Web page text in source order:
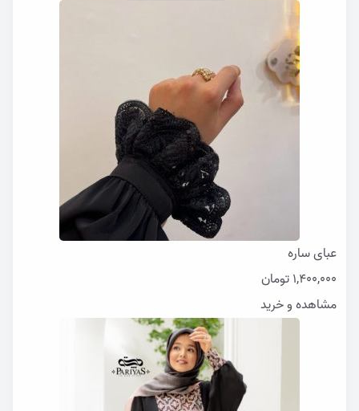
عبای ساره
1,400,000تومان
مشاهده و خرید